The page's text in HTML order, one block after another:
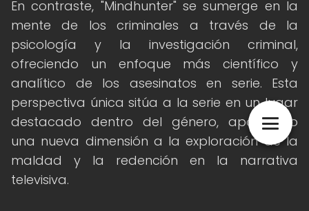
En contraste, "Mindhunter" se sumerge en la
mente de los criminales a través de la
psicología y la investigación criminal,
ofreciendo un enfoque más científico y
analítico de los asesinatos en serie. Esta
perspectiva única sitúa a la serie en un lugar
destacado dentro del género, aportando
una nueva dimensión a la exploración de la
maldad y la redención en la narrativa
televisiva.